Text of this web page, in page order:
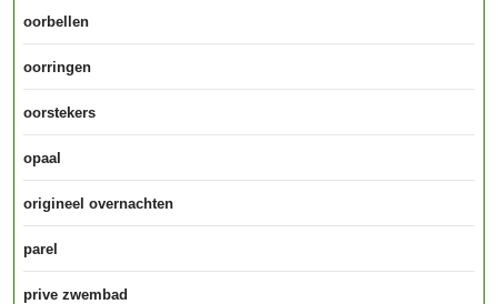
oorbellen
oorringen
oorstekers
opaal
origineel overnachten
parel
prive zwembad